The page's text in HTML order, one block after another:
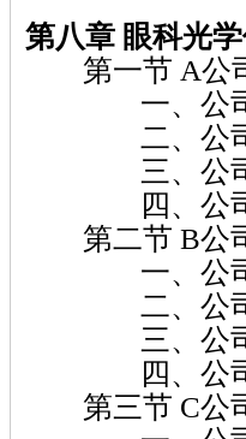
第八章 眼科光
第一节 A公
一、公司
二、公司
三、公司
四、公司
第二节 B公
一、公司
二、公司
三、公司
四、公司
第三节 C公